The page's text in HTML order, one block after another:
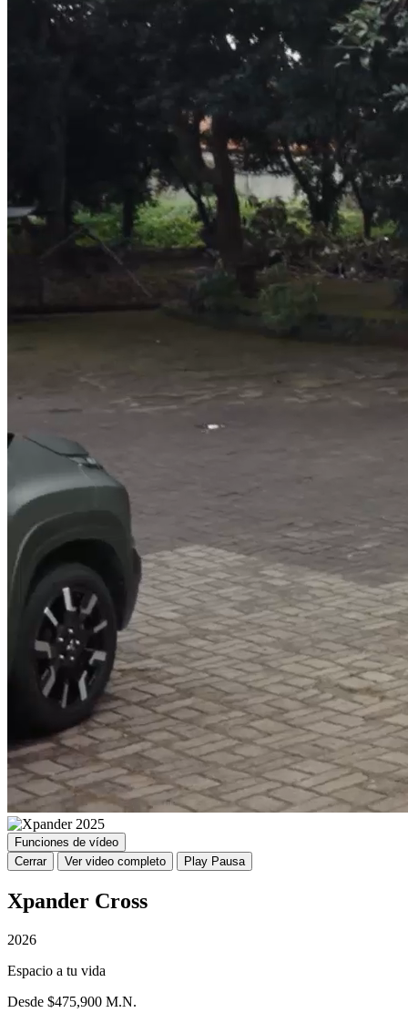
Funciones de vídeo
Cerrar
Ver video completo Play Pausa
Xpander Cross
2026
Espacio a tu vida
Desde $475,900 M.N.